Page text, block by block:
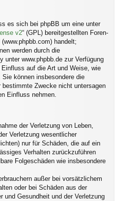
es sich bei phpBB um eine unter
v2“ (GPL) bereitgestellten Foren-
handelt;
werden durch die
unter www.phpbb.de zur Verfügung
auf die Art und Weise, wie
können insbesondere die
bestimmte Zwecke nicht untersagen
Einfluss nehmen.
der Verletzung von Leben,
Verletzung wesentlicher
nur für Schäden, die auf ein
Verhalten zurückzuführen
Folgeschäden wie insbesondere
außer bei vorsätzlichem
oder bei Schäden aus der
und Gesundheit und der Verletzung